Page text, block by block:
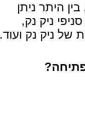
היתר ניתן
ניק נק,
של ניק נק ועוד.